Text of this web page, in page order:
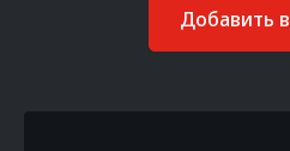
Добавить